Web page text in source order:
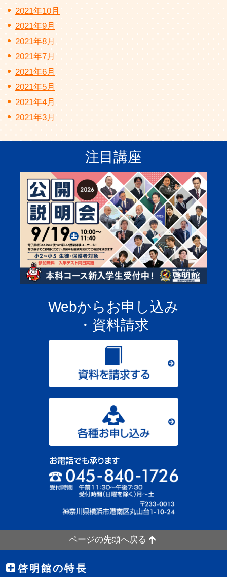
2021年10月
2021年9月
2021年8月
2021年7月
2021年6月
2021年5月
2021年4月
2021年3月
注目講座
Webからお申し込み
・資料請求
ページの先頭へ戻る
啓明館の特長